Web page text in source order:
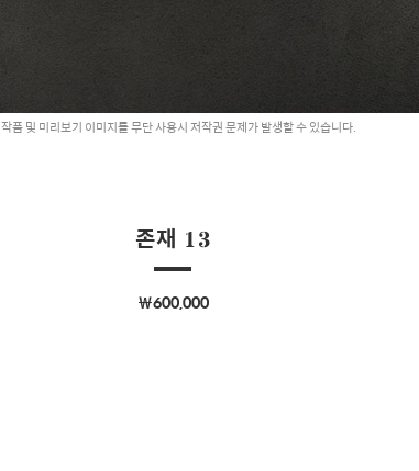
작품 및 미리보기 이미지를 무단 사용시 저작권 문제가 발생할 수 있습니다.
존재 13
￦600,000